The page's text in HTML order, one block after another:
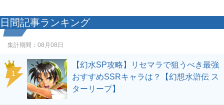
日間記事ランキング
集計期間： 08月08日
1
【幻水SP攻略】リセマラで狙うべき最強
おすすめSSRキャラは？【幻想水滸伝 ス
ターリープ】